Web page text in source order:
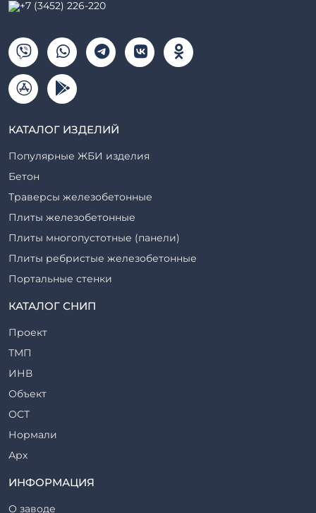
+7 (3452) 226-220
КАТАЛОГ ИЗДЕЛИЙ
Популярные ЖБИ изделия
Бетон
Траверсы железобетонные
Плиты железобетонные
Плиты многопустотные (панели)
Плиты ребристые железобетонные
Портальные стенки
Прогоны железобетонные
Ригели железобетонные
Сваи железобетонные
Стеновые блоки
Стойки железобетонные
Столбы железобетонные
Закладные детали
Трубы железобетонные
Утяжелители железобетонные
Фермы железобетонные
КАТАЛОГ СНИП
Проект
ТМП
ИНВ
Объект
ОСТ
Нормали
Арх
ТР
ИНФОРМАЦИЯ
О заводе